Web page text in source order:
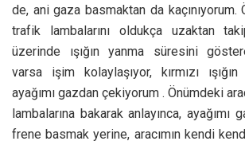
de, ani gaza basmaktan da kaçınıyorum.
trafik lambalarını oldukça uzaktan
üzerinde ışığın yanma süresini
varsa işim kolaylaşıyor, kırmızı ışığın
ayağımı gazdan çekiyorum . Önümdeki
lambalarına bakarak anlayınca, ayağımı
frene basmak yerine, aracımın kendi